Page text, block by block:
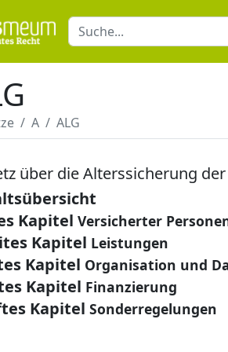
A ALG
über die Alterssicherung
Kapitel Versicherter
Kapitel Leistungen
Kapitel Organisation und
Kapitel Finanzierung
Kapitel Sonderregelungen